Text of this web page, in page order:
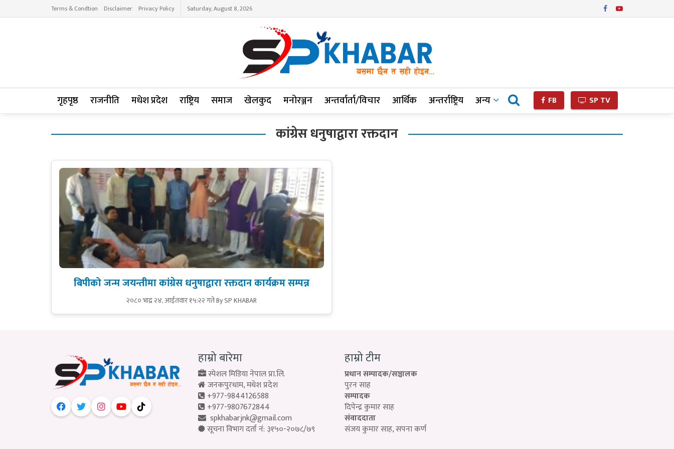
Terms & Condtion Disclaimer Privacy Policy Saturday, August 8, 2026
गृहपृष्ठ राजनीति मधेश प्रदेश राष्ट्रिय समाज खेलकुद मनोरञ्जन अन्तर्वार्ता/विचार आर्थिक अन्तर्राष्ट्रिय अन्य FB SP TV
कांग्रेस धनुषाद्वारा रक्तदान
बिपीको जन्म जयन्तीमा कांग्रेस धनुषाद्वारा रक्तदान कार्यक्रम सम्पन्न
२०८० भाद्र २४, आईतवार १५:२२ गतेBy SP KHABAR
हाम्रो बारेमा
स्पेशल मिडिया नेपाल प्रा.लि.
जनकपुरधाम, मधेश प्रदेश
+977-9844126588
+977-9807672844
spkhabarjnk@gmail.com
सूचना विभाग दर्ता नं: ३१५०-२०७८/७९
हाम्रो टीम
प्रधान सम्पादक/सञ्चालक
पुरन साह
सम्पादक
दिपेन्द्र कुमार साह
संवाददाता
संजय कुमार साह, सपना कर्ण